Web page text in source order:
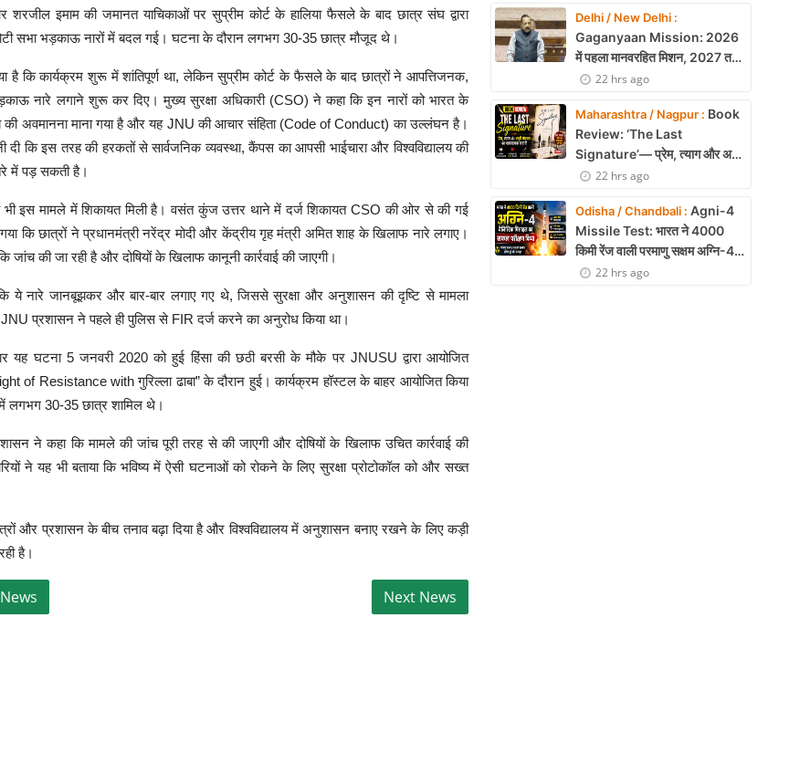
शरजील इमाम की जमानत याचिकाओं पर सुप्रीम कोर्ट के हालिया फैसले के बाद छात्र संघ द्वारा
सभा भड़काऊ नारों में बदल गई। घटना के दौरान लगभग 30-35 छात्र मौजूद थे।
है कि कार्यक्रम शुरू में शांतिपूर्ण था, लेकिन सुप्रीम कोर्ट के फैसले के बाद छात्रों ने आपत्तिजनक,
नारे लगाने शुरू कर दिए। मुख्य सुरक्षा अधिकारी (CSO) ने कहा कि इन नारों को भारत के
की अवमानना माना गया है और यह JNU की आचार संहिता (Code of Conduct) का उल्लंघन है।
दी कि इस तरह की हरकतों से सार्वजनिक व्यवस्था, कैंपस का आपसी भाईचारा और विश्वविद्यालय की
में पड़ सकती है।
भी इस मामले में शिकायत मिली है। वसंत कुंज उत्तर थाने में दर्ज शिकायत CSO की ओर से की गई
कि छात्रों ने प्रधानमंत्री नरेंद्र मोदी और केंद्रीय गृह मंत्री अमित शाह के खिलाफ नारे लगाए।
जांच की जा रही है और दोषियों के खिलाफ कानूनी कार्रवाई की जाएगी।
ये नारे जानबूझकर और बार-बार लगाए गए थे, जिससे सुरक्षा और अनुशासन की दृष्टि से मामला
प्रशासन ने पहले ही पुलिस से FIR दर्ज करने का अनुरोध किया था।
यह घटना 5 जनवरी 2020 को हुई हिंसा की छठी बरसी के मौके पर JNUSU द्वारा आयोजित
of Resistance with गुरिल्ला ढाबा” के दौरान हुई। कार्यक्रम हॉस्टल के बाहर आयोजित किया
लगभग 30-35 छात्र शामिल थे।
ने कहा कि मामले की जांच पूरी तरह से की जाएगी और दोषियों के खिलाफ उचित कार्रवाई की
ने यह भी बताया कि भविष्य में ऐसी घटनाओं को रोकने के लिए सुरक्षा प्रोटोकॉल को और सख्त
और प्रशासन के बीच तनाव बढ़ा दिया है और विश्वविद्यालय में अनुशासन बनाए रखने के लिए कड़ी
है।
Delhi / New Delhi :
Gaganyaan Mission: 2026
में पहला मानवरहित मिशन, 2027 तक
अंतरिक्ष में जाएगा पहला भारतीय दल
22 hrs ago
Maharashtra / Nagpur : Book
Review: ‘The Last
Signature’— प्रेम, त्याग और अधूरी
मोहब्बत की भावनात्मक कहानी
22 hrs ago
Odisha / Chandbali : Agni-4
Missile Test: भारत ने 4000
किमी रेंज वाली परमाणु सक्षम अग्नि-4
बैलिस्टिक मिसाइल का सफल परीक्षण,
22 hrs ago